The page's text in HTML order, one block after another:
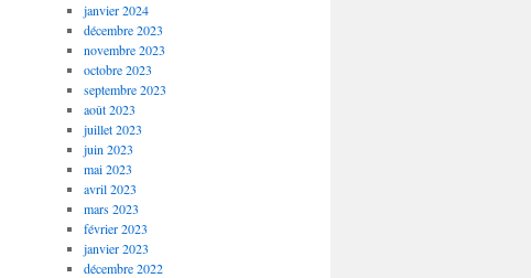
janvier 2024
décembre 2023
novembre 2023
octobre 2023
septembre 2023
août 2023
juillet 2023
juin 2023
mai 2023
avril 2023
mars 2023
février 2023
janvier 2023
décembre 2022